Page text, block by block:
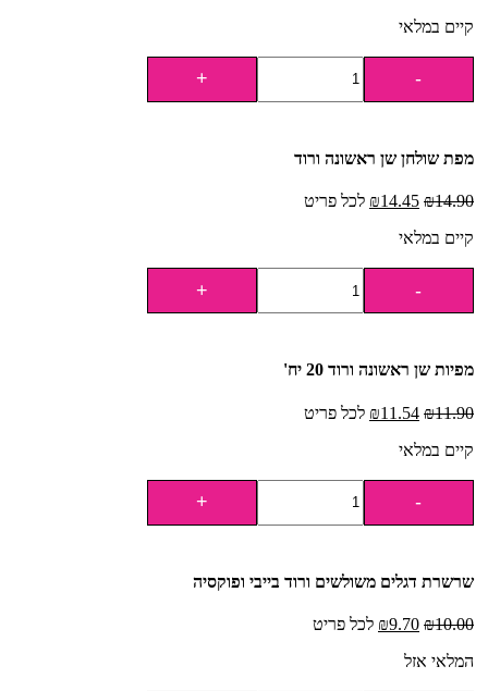
קיים במלאי
מפת שולחן שן ראשונה ורוד
₪14.90
₪14.45
לכל פריט
קיים במלאי
מפיות שן ראשונה ורוד 20 יח'
₪11.90
₪11.54
לכל פריט
קיים במלאי
שרשרת דגלים משולשים ורוד בייבי ופוקסיה
₪10.00
₪9.70
לכל פריט
המלאי אזל